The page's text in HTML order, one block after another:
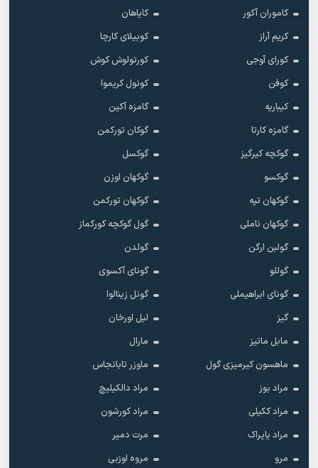
کاموران آکور
کایاهان
کریم آراز
کوبیلای کارچا
کورای آوجی
کورتولوش کوش
کوفن
کونول کریموا
کیباریه
گامزه آکین
گامزه کارتا
گوکان تورکمن
گوکچه کیرگیز
گوکسل
گوکسو
گوکهان اوزن
گوکهان تپه
گوکهان تورکمن
گوکهان ناملی
گول گوکچه کورکماز
گولبن ارگن
گولدن
گوللو
گونای آکسوی
گونای ابراهیملی
گونل زینالوا
گیز
لیل اورخان
مابل ماتیز
مارال
ماهسون کیرمیزی گول
ماوزر تابانجاس
مراد بوز
مراد دالکیلیچ
مراد ککیلی
مراد کورشون
مراد یاپراک
مرت دمیر
مرو
مروه اوزبی